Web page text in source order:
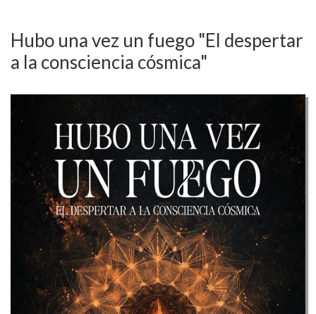
Hubo una vez un fuego "El despertar
a la consciencia cósmica"